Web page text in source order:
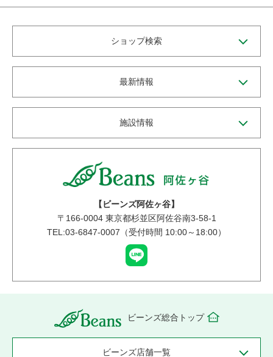
ショップ検索
最新情報
施設情報
【ビーンズ阿佐ヶ谷】
〒 166-0004東京都杉並区阿佐谷南3-58-1
TEL:03-6847-0007（受付時間 10:00～18:00）
ビーンズ総合トップ
ビーンズ店舗一覧